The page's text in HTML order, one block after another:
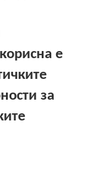
е
за